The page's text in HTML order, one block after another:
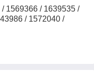
1569366 / 1639535 /
/ 1572040 /